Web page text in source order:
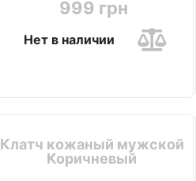
999 грн
Нет в наличии
Клатч кожаный мужской
Коричневый